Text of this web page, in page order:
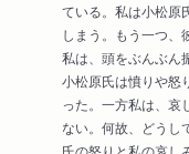
ている。私は小松原
しまう。もう一つ、
私は、頭をぶんぶん
小松原氏は憤りや怒
った。一方私は、哀
ない。何故、どうし